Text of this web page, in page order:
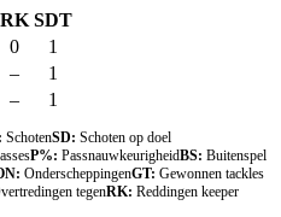
RK SDT
0
1
–
1
– 1
SchotenSD: Schoten op doel
P%: PassnauwkeurigheidBS: Buitenspel
OnderscheppingenGT: Gewonnen tackles
tegenRK: Reddingen keeper